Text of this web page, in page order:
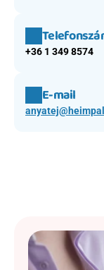
+36 1 349 8574
E-mail